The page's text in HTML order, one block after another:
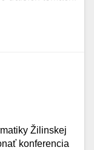
Žilinskej
konferencia